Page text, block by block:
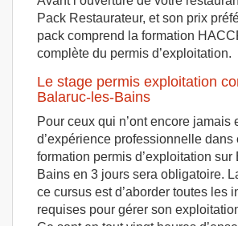
Pack Restaurateur, et son prix
pack comprend la formation
complète du permis d’exploitation.
Le stage permis exploitation
Balaruc-les-Bains
Pour ceux qui n’ont encore jamais
d’expérience professionnelle dans
formation permis d’exploitation sur
Bains en 3 jours sera obligatoire.
ce cursus est d’aborder toutes les
requises pour gérer son